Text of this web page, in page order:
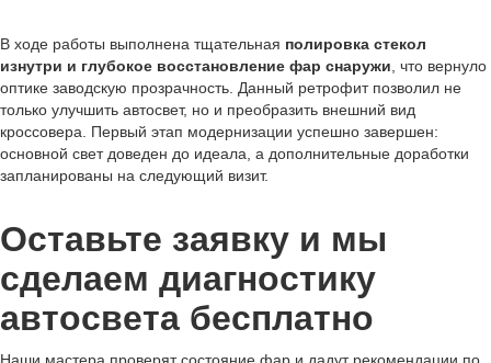
В ходе работы выполнена тщательная полировка стекол
изнутри и глубокое восстановление фар снаружи , что вернуло
оптике заводскую прозрачность. Данный ретрофит позволил не
только улучшить автосвет, но и преобразить внешний вид
кроссовера. Первый этап модернизации успешно завершен:
основной свет доведен до идеала, а дополнительные доработки
запланированы на следующий визит.
Оставьте заявку и мы
сделаем диагностику
автосвета бесплатно